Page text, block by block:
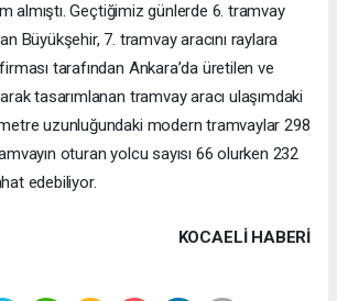
almıştı. Geçtiğimiz günlerde 6. tramvay
Büyükşehir, 7. tramvay aracını raylara
tarafından Ankara’da üretilen ve
tasarımlanan tramvay aracı ulaşımdaki
uzunluğundaki modern tramvaylar 298
oturan yolcu sayısı 66 olurken 232
edebiliyor.
KOCAELI HABERİ